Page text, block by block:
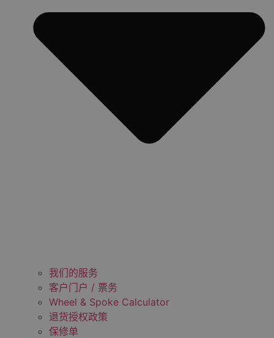
我们的服务
客户门户 / 票务
Wheel & Spoke Calculator
退货授权政策
保修单